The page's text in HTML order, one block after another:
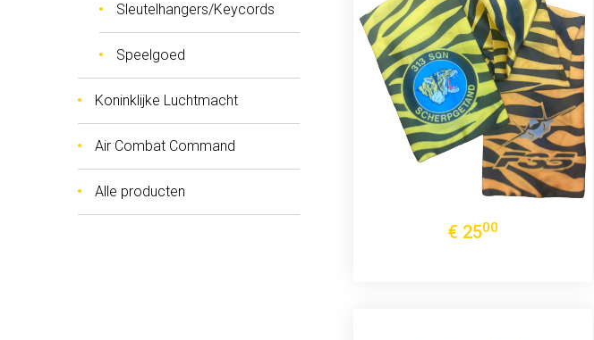
€ 2500
Sleutelhangers/Keycords
Speelgoed
Koninklijke Luchtmacht
Air Combat Command
Alle producten